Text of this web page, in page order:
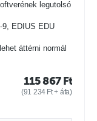
legutolsó
EDIUS EDU
áttérni normál
115 867 Ft
(91 234 Ft+ áfa)